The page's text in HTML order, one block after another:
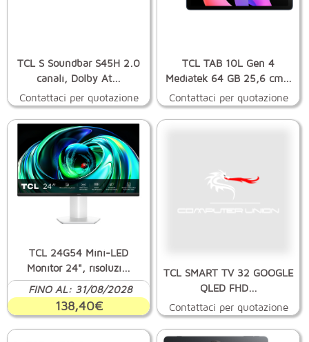
TCL S Soundbar S45H 2.0
canali, Dolby At...
Contattaci per quotazione
TCL TAB 10L Gen 4
Mediatek 64 GB 25,6 cm...
Contattaci per quotazione
TCL 24G54 Mini-LED
Monitor 24", risoluzi...
FINO AL: 31/08/2028
138,40€
TCL SMART TV 32 GOOGLE
QLED FHD...
Contattaci per quotazione